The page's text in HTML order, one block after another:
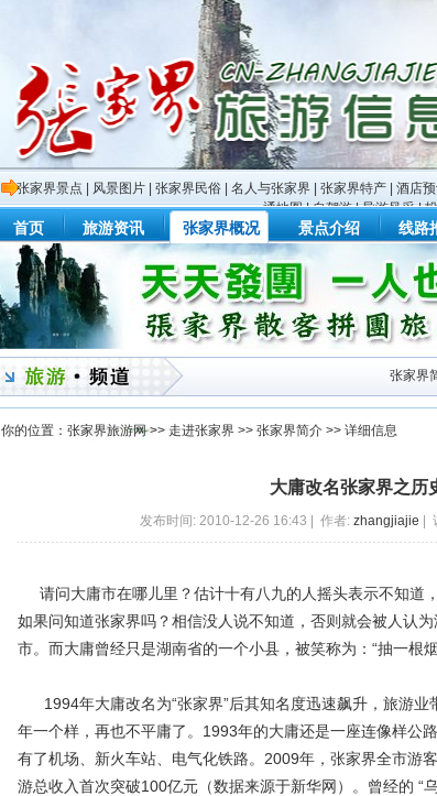
张家界景点 风景图片 张家界民俗 名人与张家界 张家界特产 酒店
通地图|自驾游|导游风采|
首页 旅游资讯 张家界概况 景点介绍 线路
张家界
你的位置： 张家界旅游网>> 走进张家界 >> 张家界简介 >> 详细信息
大庸改名张家界之历
发布时间: 2010-12-26 16:43 | 作者: zhangjiajie |
请问大庸市在哪儿里？估计十有八九的人摇头表示不知道
如果问知道张家界吗？相信没人说不知道，否则就会被人认
市。而大庸曾经只是湖南省的一个小县，被笑称为：“抽一根烟
1994年大庸改名为“张家界”后其知名度迅速飙升，旅游业
年一个样，再也不平庸了。1993年的大庸还是一座连像样公
有了机场、新火车站、电气化铁路。2009年，张家界全市游
游总收入首次突破100亿元（数据来源于新华网）。曾经的 “